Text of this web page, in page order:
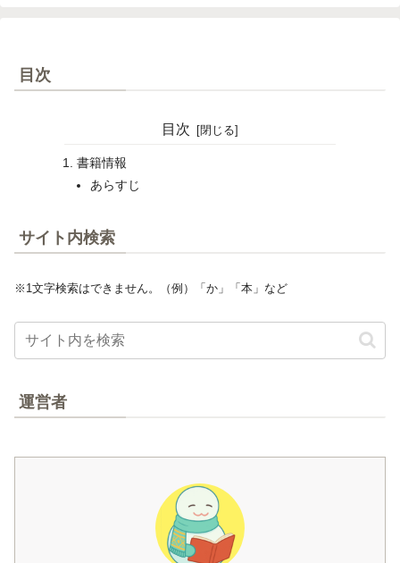
目次
目次
書籍情報
あらすじ
サイト内検索
※1文字検索はできません。（例）「か」「本」など
運営者